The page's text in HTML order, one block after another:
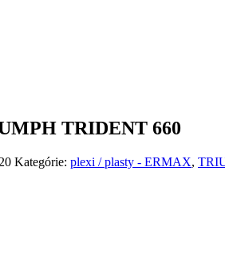
TRIDENT 660
Kategórie: plexi / plasty - ERMAX,